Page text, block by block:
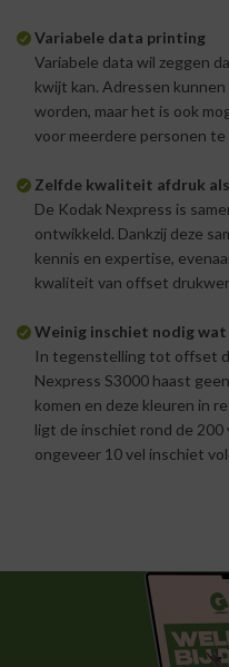
Variabele data printing
Variabele data wil zeggen
kwijt kan. Adressen
worden, maar het is ook
voor meerdere personen
Zelfde kwaliteit afdruk
De Kodak Nexpress is
ontwikkeld. Dankzij deze
kennis en expertise,
kwaliteit van offset
Weinig inschiet nodig
In tegenstelling tot offset
Nexpress S3000 haast
komen en deze kleuren in
ligt de inschiet rond de 200
ongeveer 10 vel inschiet